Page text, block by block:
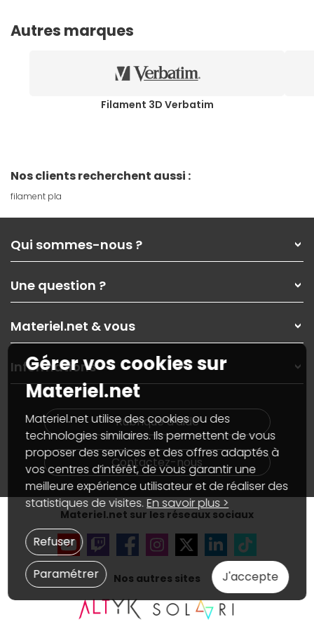
Autres marques
Filament 3D Verbatim
Nos clients recherchent aussi :
filament pla
Qui sommes-nous ?
Nos services
Les magasins Materiel.net
Nos solutions pour les pros
Contactez-nous
Une question ?
Paiement, livraison
Garanties,Pack Zen
SAV, demander un retour
Informations
Guides d'achats et tutoriels
Materiel.net & vous
On répare votre PC portable
On rachète votre carte graphique
PC sur mesure : Votre RDV personnalisé
Notre démarche écologique
Materiel.net recrute
Notre programme d'affiliation
Partenariat & Sponsoring
Informations
Plan du site
Nos marques
Conditions générales de vente
Marketplace
Informations légales
Données personnellesetcookies
Gérer vos cookies
Accessibilité : non conforme
Rubrique d'aide
Contactez-nous
Materiel.net sur les réseaux sociaux
Nos autres sites
Gérer vos cookies sur
Materiel.net
Materiel.net utilise des cookies ou des
technologies similaires. Ils permettent de vous
proposer des services et des offres adaptés à
vos centres d’intérêt, de vous garantir une
meilleure expérience utilisateur et de réaliser des
statistiques de visites.En savoir plus >
J'accepte
Paramétrer
Refuser